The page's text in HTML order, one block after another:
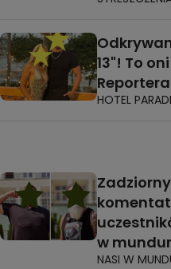
13"! To
HOTEL
w
NASI W